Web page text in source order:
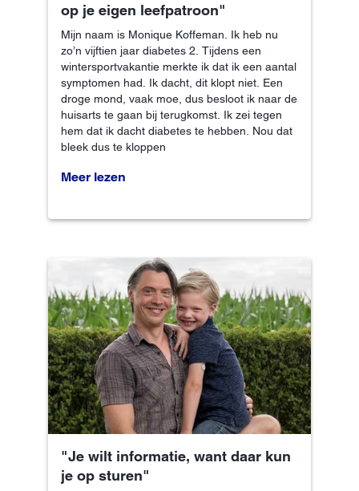
op je eigen leefpatroon"
Mijn naam is Monique Koffeman. Ik heb nu
zo’n vijftien jaar diabetes 2. Tijdens een
wintersportvakantie merkte ik dat ik een aantal
symptomen had. Ik dacht, dit klopt niet. Een
droge mond, vaak moe, dus besloot ik naar de
huisarts te gaan bij terugkomst. Ik zei tegen
hem dat ik dacht diabetes te hebben. Nou dat
bleek dus te kloppen
Meer lezen
"Je wilt informatie, want daar kun
je op sturen"